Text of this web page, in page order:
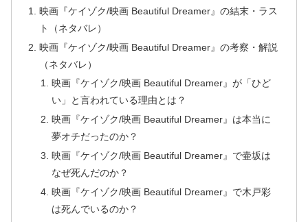
映画『ケイゾク/映画 Beautiful Dreamer』の結末・ラス
ト（ネタバレ）
映画『ケイゾク/映画 Beautiful Dreamer』の考察・解説
（ネタバレ）
映画『ケイゾク/映画 Beautiful Dreamer』が「ひど
い」と言われている理由とは？
映画『ケイゾク/映画 Beautiful Dreamer』は本当に
夢オチだったのか？
映画『ケイゾク/映画 Beautiful Dreamer』で壷坂は
なぜ死んだのか？
映画『ケイゾク/映画 Beautiful Dreamer』で木戸彩
は死んでいるのか？